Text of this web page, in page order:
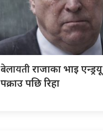
बेलायतीराजाका भाइ एन्ड्रयू
पक्राउ पछि रिहा